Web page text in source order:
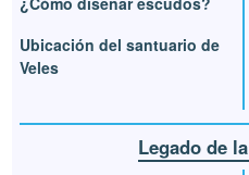
Ubicación del santuario de
Veles
Legado de